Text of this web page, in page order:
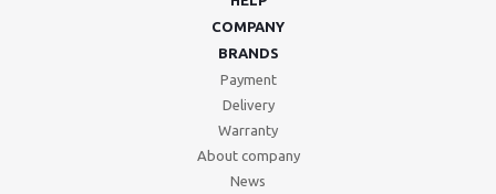
COMPANY
BRANDS
Payment
Delivery
Warranty
About company
News